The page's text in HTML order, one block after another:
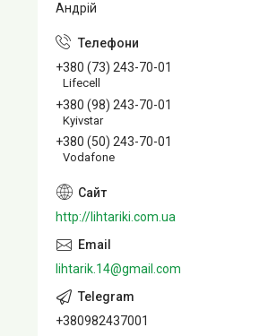
Андрій
+380 (73) 243-70-01
Lifecell
+380 (98) 243-70-01
Kyivstar
+380 (50) 243-70-01
Vodafone
http://lihtariki.com.ua
lihtarik.14@gmail.com
+380982437001